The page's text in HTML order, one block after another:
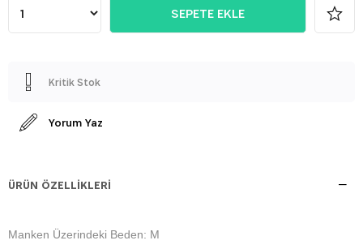
Kritik Stok
Yorum Yaz
ÜRÜN ÖZELLIKLERI
Manken Üzerindeki Beden: M